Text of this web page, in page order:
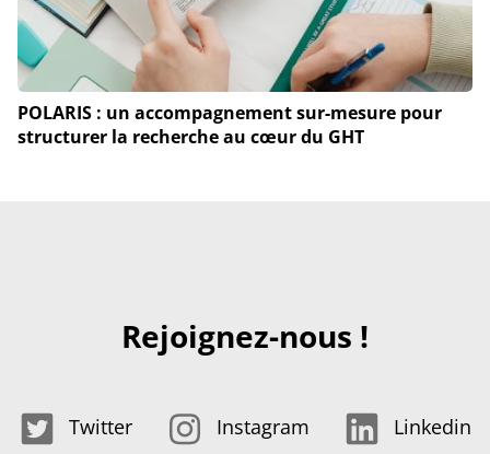
POLARIS : un accompagnement sur-mesure pour
structurer la recherche au cœur du GHT
Rejoignez-nous !
Twitter Instagram Linkedin